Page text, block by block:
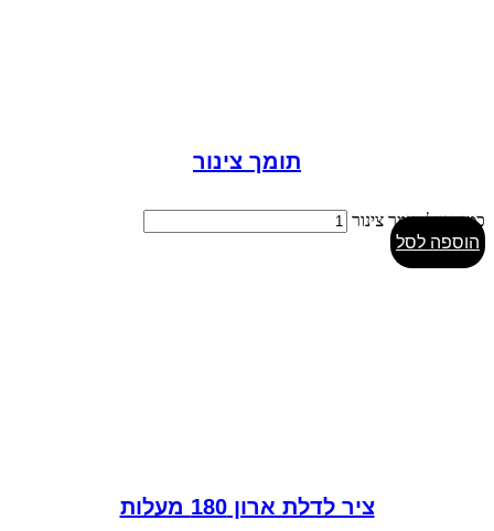
תומך צינור
כמות של תומך צינור
הוספה לסל
ציר לדלת ארון 180 מעלות